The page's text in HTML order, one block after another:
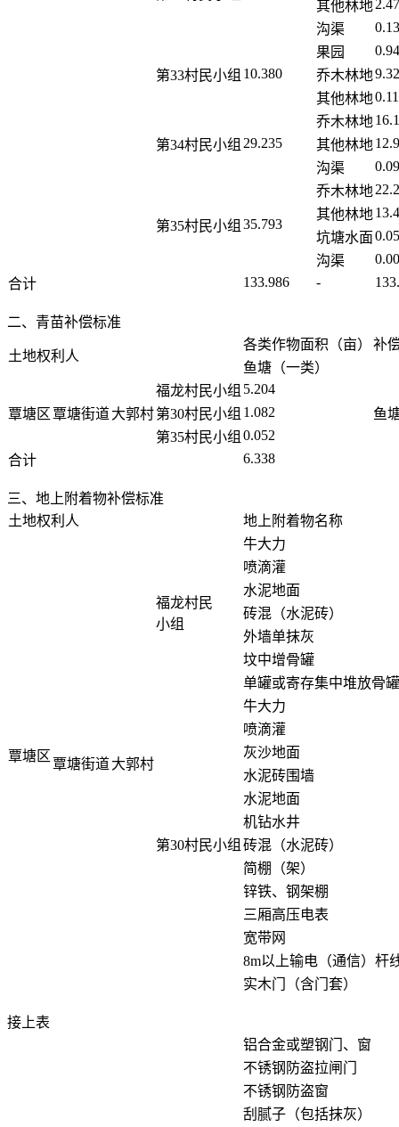
其他林地
沟渠
第33村民小组 10.380
果园
乔木林地
其他林地
第34村民小组 29.235
乔木林地
其他林地
沟渠
第35村民小组 35.793
乔木林地
其他林地
坑塘水面
沟渠
合计
133.986 -
二、青苗补偿标准
土地权利人
各类作物面积（亩）
补
鱼塘（一类）
鱼
覃塘区 覃塘街道大郭村
福龙村民小组 5.204
第30村民小组 1.082
第35村民小组 0.052
合计
6.338
三、地上附着物补偿标准
土地权利人
地上附着物名称
覃塘区
覃塘街道大郭村
福龙村民
小组
牛大力
喷滴灌
水泥地面
砖混（水泥砖）
外墙单抹灰
坟中增骨罐
单罐或寄存集中堆放骨罐
第30村民小组
牛大力
喷滴灌
灰沙地面
水泥砖围墙
水泥地面
机钻水井
砖混（水泥砖）
简棚（架）
锌铁、钢架棚
三厢高压电表
宽带网
8m以上输电（通信）杆
实木门（含门套）
接上表
铝合金或塑钢门、窗
不锈钢防盗拉闸门
不锈钢防盗窗
刮腻子（包括抹灰）